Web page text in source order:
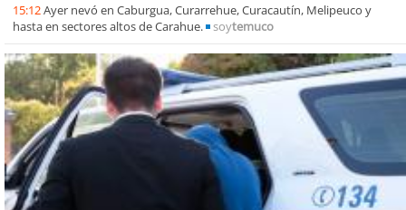
15:12Ayer nevó en Caburgua, Curarrehue, Curacautín, Melipeuco y
hasta en sectores altos de Carahue.
soytemuco